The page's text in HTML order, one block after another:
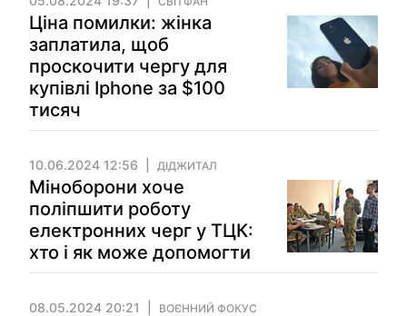
Ціна помилки: жінка
заплатила, щоб
проскочити чергу для
купівлі Iphone за $100
тисяч
10.06.2024 12:56 ДІДЖИТАЛ
Міноборони хоче
поліпшити роботу
електронних черг у ТЦК:
хто і як може допомогти
08.05.2024 20:21 ВОЄННИЙ ФОКУС